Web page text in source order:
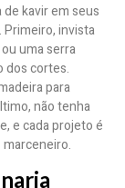
kavir em seus
Primeiro, invista
uma serra
dos cortes.
para
não tenha
e cada projeto é